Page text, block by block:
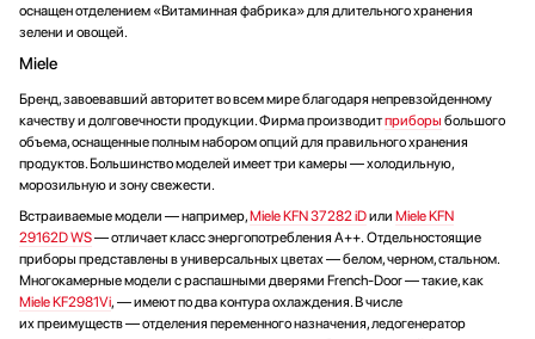
оснащен отделением «Витаминная фабрика» для длительного хранения
зелени и овощей.
Miele
Бренд, завоевавший авторитет во всем мире благодаря непревзойденному
качеству и долговечности продукции. Фирма производитприборы большого
объема, оснащенные полным набором опций для правильного хранения
продуктов. Большинство моделей имеет три камеры — холодильную,
морозильную и зону свежести.
Встраиваемые модели — например,Miele KFN 37282 iDили Miele KFN
29162D WS— отличает класс энергопотребления А++. Отдельностоящие
приборы представлены в универсальных цветах — белом, черном, стальном.
Многокамерные модели с распашными дверями French-Door — такие, как
Miele KF2981Vi, — имеют по два контура охлаждения. В числе
их преимуществ — отделения переменного назначения, ледогенератор